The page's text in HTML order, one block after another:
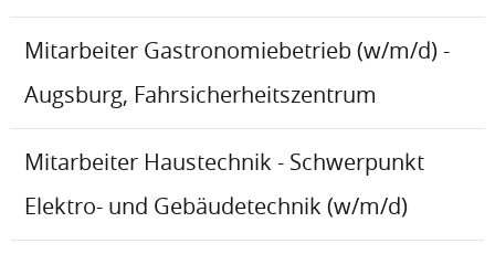
Mitarbeiter Gastronomiebetrieb (w/m/d) -
Augsburg, Fahrsicherheitszentrum
Mitarbeiter Haustechnik - Schwerpunkt
Elektro- und Gebäudetechnik (w/m/d)